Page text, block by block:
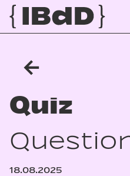
←
Quiz
18.08.2025